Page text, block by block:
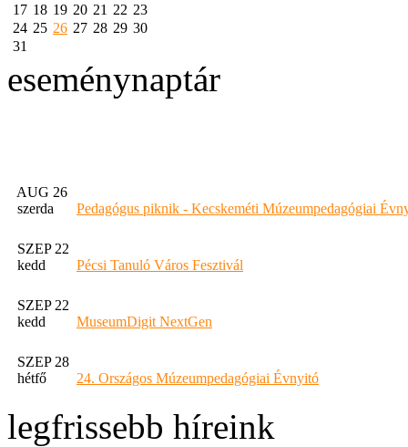
17 18 19 20 21 22 23
24 25 26 27 28 29 30
31
eseménynaptár
AUG 26
szerda
Pedagógus piknik - Kecskeméti Múzeumpedagógiai
SZEP 22
kedd
Pécsi Tanuló Város Fesztivál
SZEP 22
kedd
MuseumDigit NextGen
SZEP 28
hétfő
24. Országos Múzeumpedagógiai Évnyitó
legfrissebb híreink